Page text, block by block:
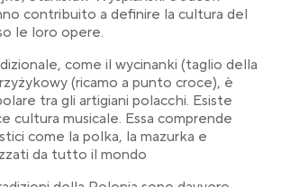
contribuito a definire la cultura del
le loro opere.
come il wycinanki (taglio della
(ricamo a punto croce), è
tra gli artigiani polacchi. Esiste
cultura musicale. Essa comprende
come la polka, la mazurka e
da tutto il mondo